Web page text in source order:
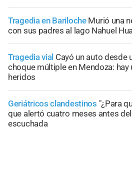
Tragedia en Bariloche Murió una
con sus padres al lago Nahuel
Tragedia vial Cayó un auto desde
choque múltiple en Mendoza: hay
heridos
Geriátricos clandestinos "¿Para
que alertó cuatro meses antes
escuchada